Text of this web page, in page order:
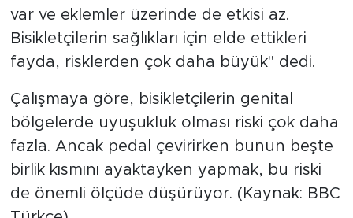
var ve eklemler üzerinde de etkisi az.
Bisikletçilerin sağlıkları için elde ettikleri
fayda, risklerden çok daha büyük" dedi.
Çalışmaya göre, bisikletçilerin genital
bölgelerde uyuşukluk olması riski çok daha
fazla. Ancak pedal çevirirken bunun beşte
birlik kısmını ayaktayken yapmak, bu riski
de önemli ölçüde düşürüyor. (Kaynak: BBC